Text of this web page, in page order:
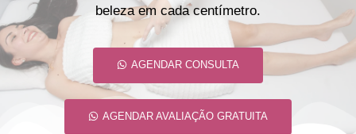
beleza em cada centímetro.
AGENDAR CONSULTA
AGENDAR AVALIAÇÃO GRATUITA